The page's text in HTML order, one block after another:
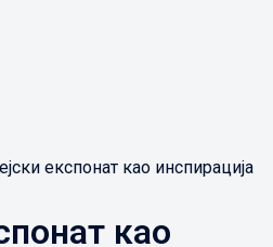
експонат као инспирација
као